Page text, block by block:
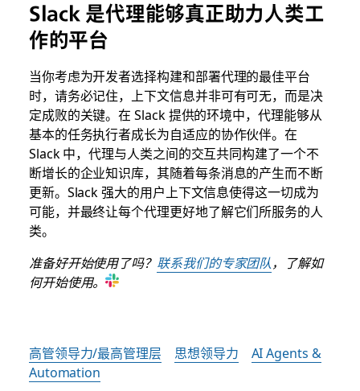
Slack 是代理能够真正助力人类工
作的平台
当你考虑为开发者选择构建和部署代理的最佳平台
时，请务必记住，上下文信息并非可有可无，而是决
定成败的关键。在 Slack 提供的环境中，代理能够从
基本的任务执行者成长为自适应的协作伙伴。在
Slack 中，代理与人类之间的交互共同构建了一个不
断增长的企业知识库，其随着每条消息的产生而不断
更新。Slack 强大的用户上下文信息使得这一切成为
可能，并最终让每个代理更好地了解它们所服务的人
类。
准备好开始使用了吗？ 联系我们的专家团队，了解如
何开始使用。
高管领导力/最高管理层 思想领导力
AI Agents &
Automation